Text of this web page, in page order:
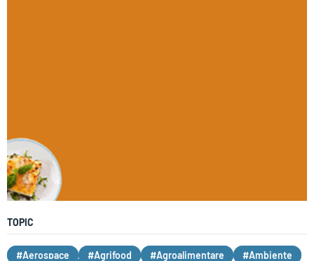
TOPIC
#Aerospace #Agrifood #Agroalimentare #Ambiente